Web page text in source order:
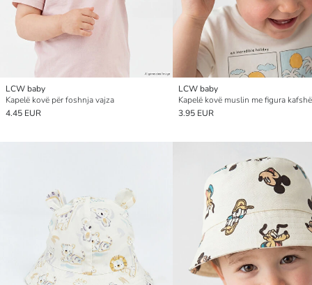
LCW baby
Kapelë kovë për foshnja vajza
4.45 EUR
LCW baby
3.95 EUR